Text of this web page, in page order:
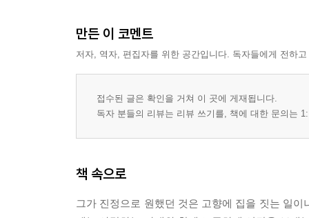
만든 이 코멘트
저자, 역자, 편집자를 위한 공간입니다. 독자들에게 전하
접수된 글은 확인을 거쳐 이 곳에 게재됩니다.
독자 분들의 리뷰는 리뷰 쓰기를, 책에 대한 문의는
책 속으로
그가 진정으로 원했던 것은 고향에 집을 짓는 일